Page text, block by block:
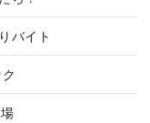
バイト